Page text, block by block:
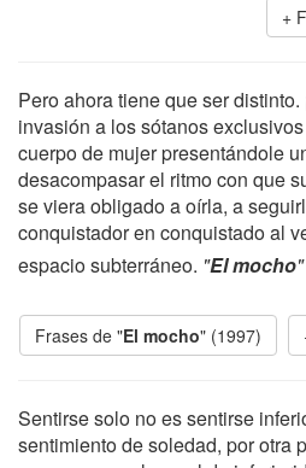
Pero ahora tiene que ser distinto.
invasión a los sótanos
cuerpo de mujer presentándole
desacompasar el ritmo con que
se viera obligado a oírla, a
conquistador en conquistado al
espacio subterráneo. "El mocho
Frases de "El mocho" (1997)
Sentirse solo no es sentirse
sentimiento de soledad, por otra